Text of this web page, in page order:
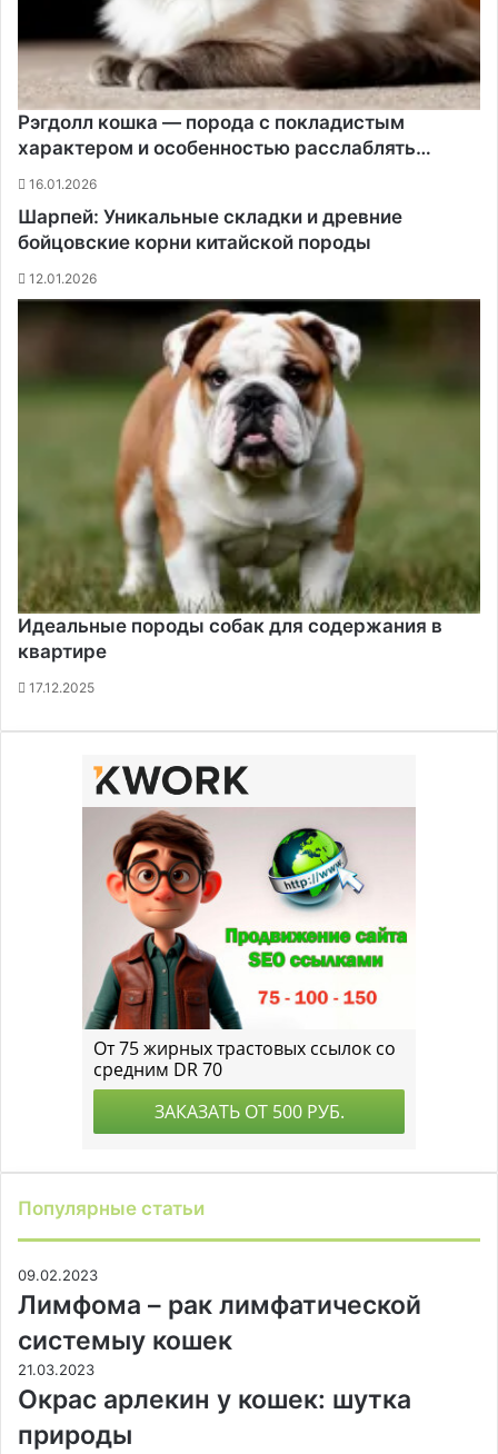
Рэгдолл кошка — порода с покладистым
характером и особенностью расслаблять…
16.01.2026
Шарпей: Уникальные складки и древние
бойцовские корни китайской породы
12.01.2026
Идеальные породы собак для содержания в
квартире
17.12.2025
Популярные статьи
09.02.2023
Лимфома – рак лимфатической
системыу кошек
21.03.2023
Окрас арлекин у кошек: шутка
природы